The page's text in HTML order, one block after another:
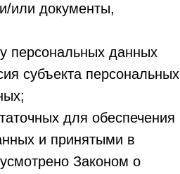
или документы,
персональных данных
субъекта персональных
для обеспечения
и принятыми в
Законом о